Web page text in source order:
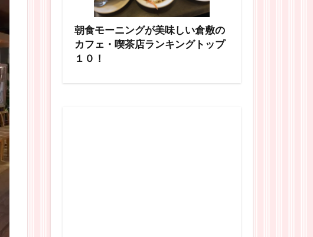
朝食モーニングが美味しい倉敷の
カフェ・喫茶店ランキングトップ
１０！